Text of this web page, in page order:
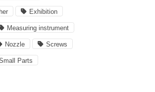
Exhibition
Measuring instrument
Nozzle Screws
Parts